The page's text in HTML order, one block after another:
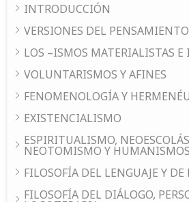
INTRODUCCIÓN
VERSIONES DEL
LOS –ISMOS MATERIALISTAS E
VOLUNTARISMOS Y AFINES
FENOMENOLOGÍA Y
EXISTENCIALISMO
ESPIRITUALISMO,
NEOTOMISMO Y HUMANISMOS
FILOSOFÍA DEL LENGUAJE Y
FILOSOFÍA DEL DIÁLOGO,